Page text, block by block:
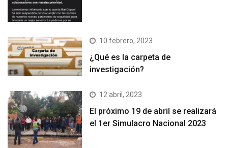
10 febrero, 2023
¿Qué es la carpeta de
investigación?
12 abril, 2023
El próximo 19 de abril se realizará
el 1er Simulacro Nacional 2023